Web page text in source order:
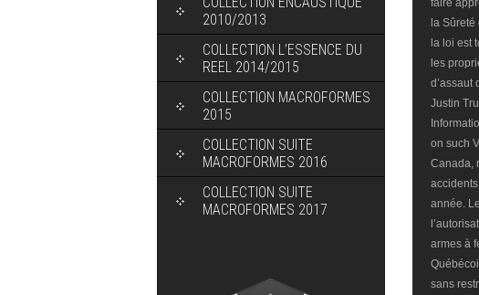
2010/2013
COLLECTION L’ESSENCE DU
REEL 2014/2015
COLLECTION MACROFORMES
2015
COLLECTION SUITE
MACROFORMES 2016
COLLECTION SUITE
MACROFORMES 2017